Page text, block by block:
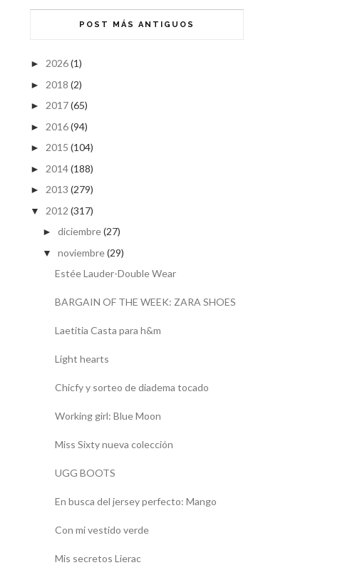
POST MÁS ANTIGUOS
► 2026(1)
► 2018 (2)
► 2017(65)
► 2016(94)
► 2015 (104)
► 2014(188)
► 2013 (279)
▼ 2012 (317)
► diciembre(27)
▼ noviembre(29)
Estée Lauder-Double Wear
BARGAIN OF THE WEEK: ZARA SHOES
Laetitia Casta para h&m
Light hearts
Chicfy y sorteo de diadema tocado
Working girl: Blue Moon
Miss Sixty nueva colección
UGG BOOTS
En busca del jersey perfecto: Mango
Con mi vestido verde
Mis secretos Lierac